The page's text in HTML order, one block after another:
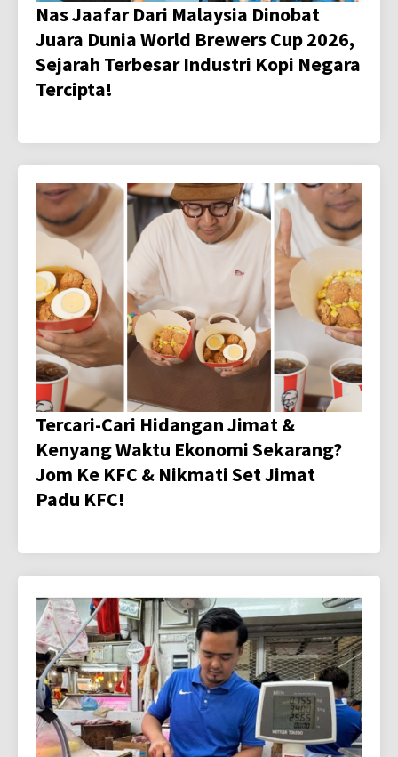
Nas Jaafar Dari Malaysia Dinobat
Juara Dunia World Brewers Cup 2026,
Sejarah Terbesar Industri Kopi Negara
Tercipta!
Tercari-Cari Hidangan Jimat &
Kenyang Waktu Ekonomi Sekarang?
Jom Ke KFC & Nikmati Set Jimat
Padu KFC!